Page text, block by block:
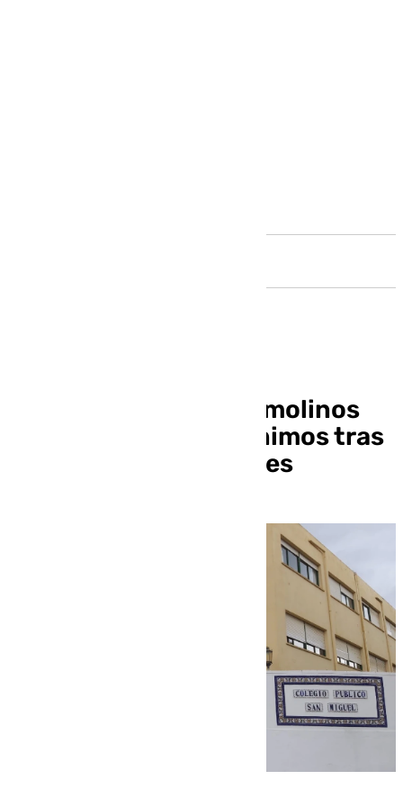
Los colegios de Torremolinos
ofrecen servicios mínimos tras
la suspensión de clases